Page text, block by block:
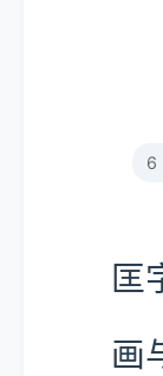
6
匡
画